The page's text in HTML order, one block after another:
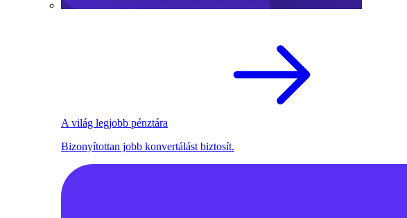
A világ legjobb pénztára
Bizonyítottan jobb konvertálást biztosít.